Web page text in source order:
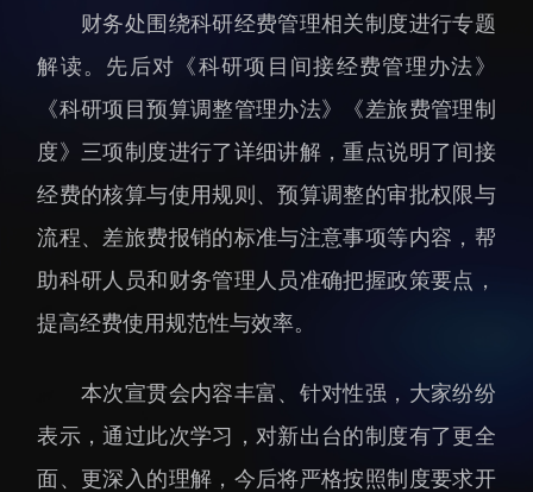
教育概况
招生信息
教育动态
学生活动
先进榜YOUNG
财务处围绕科研经费管理相关制度进行专题
解读。先后对《科研项目间接经费管理办法》
《科研项目预算调整管理办法》《差旅费管理制
度》三项制度进行了详细讲解，重点说明了间接
经费的核算与使用规则、预算调整的审批权限与
流程、差旅费报销的标准与注意事项等内容，帮
助科研人员和财务管理人员准确把握政策要点，
提高经费使用规范性与效率。
本次宣贯会内容丰富、针对性强，大家纷纷
表示，通过此次学习，对新出台的制度有了更全
面、更深入的理解，今后将严格按照制度要求开